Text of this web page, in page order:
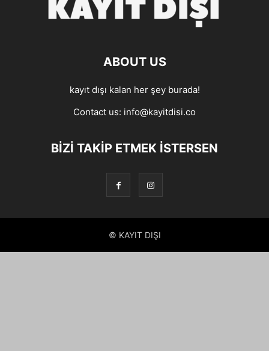
ABOUT US
kayıt dışı kalan her şey burada!
Contact us: info@kayitdisi.co
BIZI TAKIP ETMEK İSTERSEN
© KAYIT DIŞI